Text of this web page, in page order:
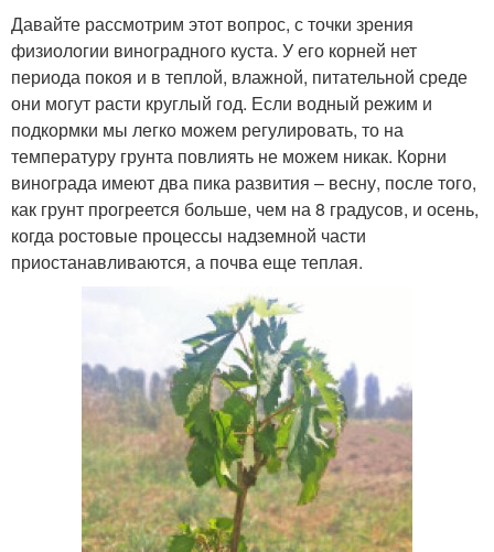
Давайте рассмотрим этот вопрос, с точки зрения
физиологии виноградного куста. У его корней нет
периода покоя и в теплой, влажной, питательной среде
они могут расти круглый год. Если водный режим и
подкормки мы легко можем регулировать, то на
температуру грунта повлиять не можем никак. Корни
винограда имеют два пика развития – весну, после того,
как грунт прогреется больше, чем на 8 градусов, и осень,
когда ростовые процессы надземной части
приостанавливаются, а почва еще теплая.